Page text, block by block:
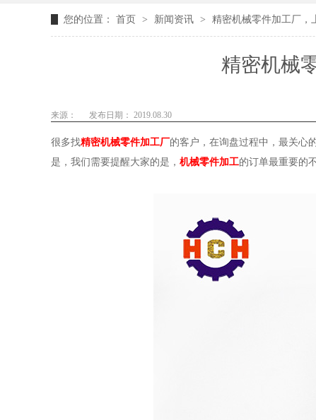
您的位置： 首页 > 新闻资讯 > 精密机械零件加工厂，
精密机械
来源： 发布日期： 2019.08.30
很多找精密机械零件加工厂的客户，在询盘过程中，最关心
是，我们需要提醒大家的是， 机械零件加工的订单最重要的